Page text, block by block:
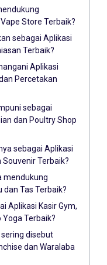
Store Terbaik?
sebagai Aplikasi
Terbaik?
Aplikasi
Percetakan
sebagai
dan Poultry Shop
sebagai Aplikasi
Souvenir Terbaik?
mendukung
dan Tas Terbaik?
Aplikasi Kasir Gym,
Yoga Terbaik?
sering disebut
dan Waralaba